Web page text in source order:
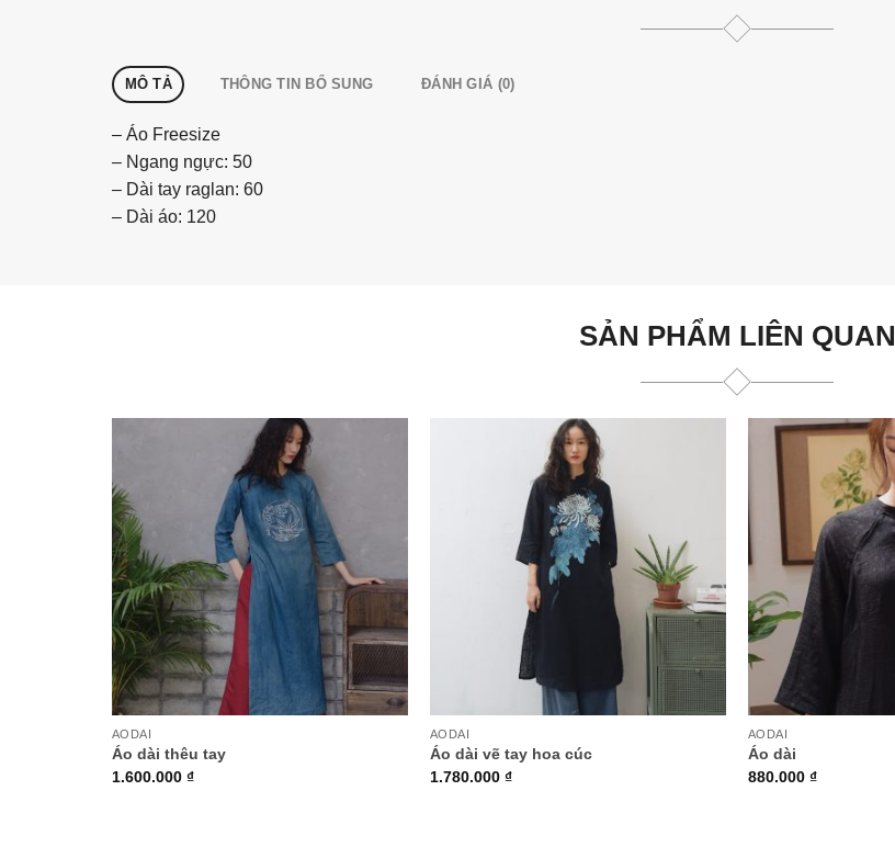
MÔ TẢ THÔNG TIN BỔ SUNG ĐÁNH GIÁ (0)
– Áo Freesize
– Ngang ngực: 50
– Dài tay raglan: 60
– Dài áo: 120
SẢN PHẨM LIÊN QUAN
+
AODAI
Áo dài thêu tay
1.600.000 ₫
AODAI
Áo dài vẽ tay hoa cúc
1.780.000 ₫
+
AODAI
Áo dài
880.000 ₫